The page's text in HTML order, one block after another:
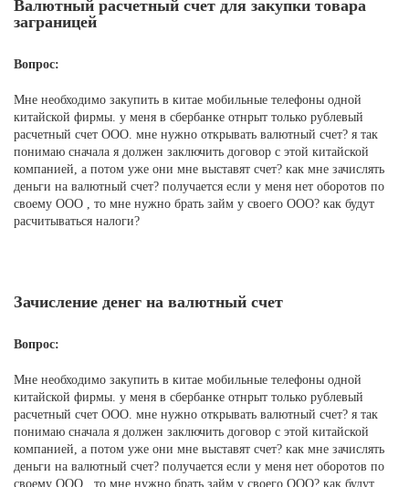
Валютный расчетный счет для закупки товара
заграницей
Вопрос:
Мне необходимо закупить в китае мобильные телефоны одной
китайской фирмы. у меня в сбербанке отнрыт только рублевый
расчетный счет ООО. мне нужно открывать валютный счет? я так
понимаю сначала я должен заключить договор с этой китайской
компанией, а потом уже они мне выставят счет? как мне зачислять
деньги на валютный счет? получается если у меня нет оборотов по
своему ООО , то мне нужно брать займ у своего ООО? как будут
расчитываться налоги?
Зачисление денег на валютный счет
Вопрос:
Мне необходимо закупить в китае мобильные телефоны одной
китайской фирмы. у меня в сбербанке отнрыт только рублевый
расчетный счет ООО. мне нужно открывать валютный счет? я так
понимаю сначала я должен заключить договор с этой китайской
компанией, а потом уже они мне выставят счет? как мне зачислять
деньги на валютный счет? получается если у меня нет оборотов по
своему ООО , то мне нужно брать займ у своего ООО? как будут